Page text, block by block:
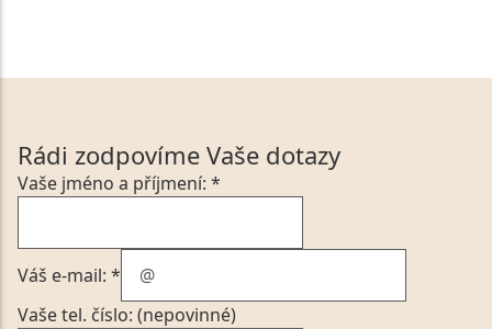
Rádi zodpovíme Vaše dotazy
Vaše jméno a příjmení: *
Váš e-mail: *
Vaše tel. číslo: (nepovinné)